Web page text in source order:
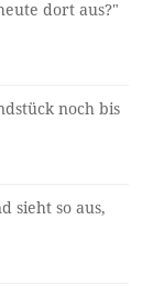
dort aus?"
noch bis
sieht so aus,